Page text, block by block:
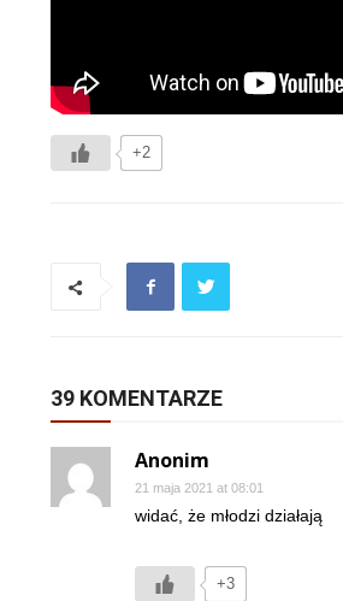
+2
39 KOMENTARZE
Anonim
21 maja 2021 at 08:01
widać, że młodzi działają
+3